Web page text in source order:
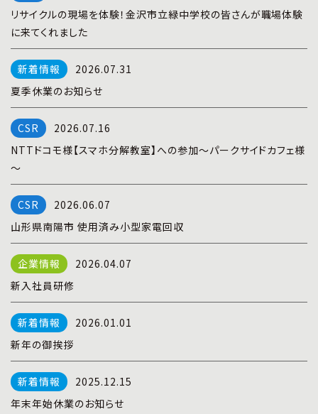
プライバシーポリシー
リサイクルの現場を体験！金沢市立緑中学校の皆さんが職場体験
に来てくれました
2026.07.31
夏季休業のお知らせ
2026.07.16
NTTドコモ様【スマホ分解教室】への参加～パークサイドカフェ様
～
2026.06.07
山形県南陽市 使用済み小型家電回収
2026.04.07
新入社員研修
2026.01.01
新年の御挨拶
2025.12.15
年末年始休業のお知らせ